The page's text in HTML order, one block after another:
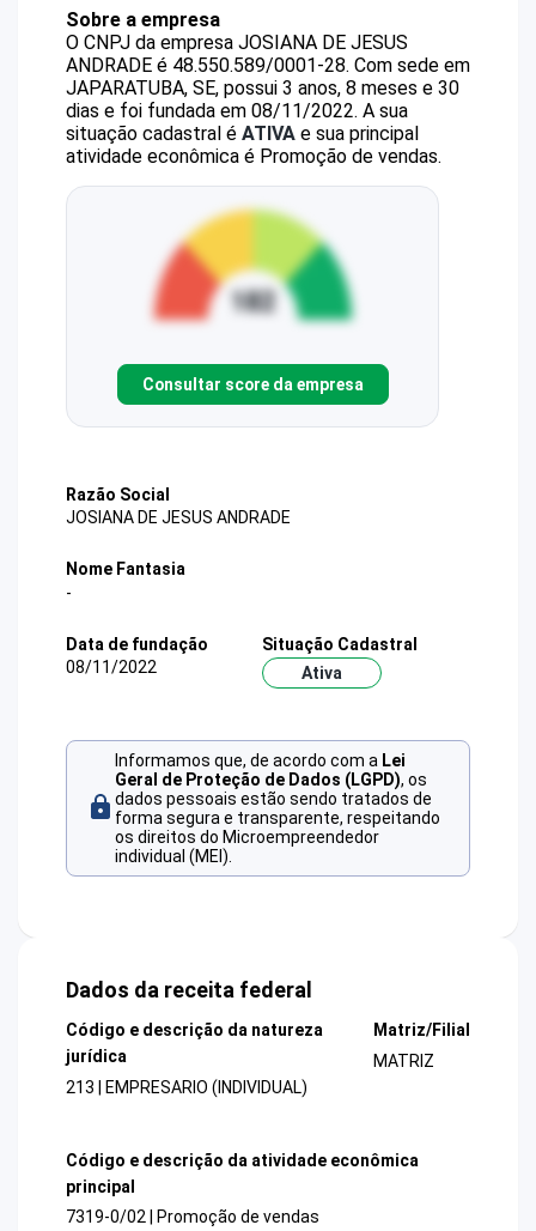
Sobre a empresa
O CNPJ da empresa JOSIANA DE JESUS
ANDRADE é 48.550.589/0001-28. Com sede em
JAPARATUBA, SE, possui 3 anos, 8 meses e 30
dias e foi fundada em 08/11/2022. A sua
situação cadastral é ATIVA e sua principal
atividade econômica é Promoção de vendas.
Consultar score da empresa
Razão Social
JOSIANA DE JESUS ANDRADE
Nome Fantasia
-
Data de fundação
08/11/2022
Situação Cadastral
Ativa
Informamos que, de acordo com a Lei
Geral de Proteção de Dados (LGPD), os
dados pessoais estão sendo tratados de
forma segura e transparente, respeitando
os direitos do Microempreendedor
individual (MEI).
Dados da receita federal
Código e descrição da natureza
jurídica
213 | EMPRESARIO (INDIVIDUAL)
Matriz/Filial
MATRIZ
Código e descrição da atividade econômica
principal
7319-0/02 | Promoção de vendas